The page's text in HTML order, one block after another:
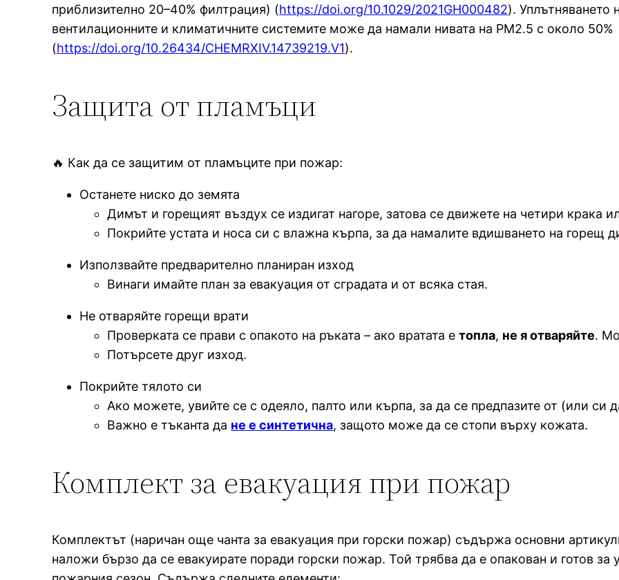
приблизително 20–40% филтрация) (https://doi.org/10.1029/2021GH000482). Уплътняването
вентилационните и климатичните системите може да намали нивата на PM2.5 с около 50%
(https://doi.org/10.26434/CHEMRXIV.14739219.V1).
Защита от пламъци
🔥 Как да се защитим от пламъците при пожар:
Останете ниско до земята
Димът и горещият въздух се издигат нагоре, затова се движете на четири крака
Покрийте устата и носа си с влажна кърпа, за да намалите вдишването на горещ
Използвайте предварително планиран изход
Винаги имайте план за евакуация от сградата и от всяка стая.
Не отваряйте горещи врати
Проверката се прави с опакото на ръката – ако вратата етопла, не я отваряйте.
Потърсете друг изход.
Покрийте тялото си
Ако можете, увийте се с одеяло, палто или кърпа, за да се предпазите от (или си
Важно е тъканта да не е синтетична, защото може да се стопи върху кожата.
Комплект за евакуация при пожар
Комплектът (наричан още чанта за евакуация при горски пожар) съдържа основни
наложи бързо да се евакуирате поради горски пожар. Той трябва да е опакован и готов за